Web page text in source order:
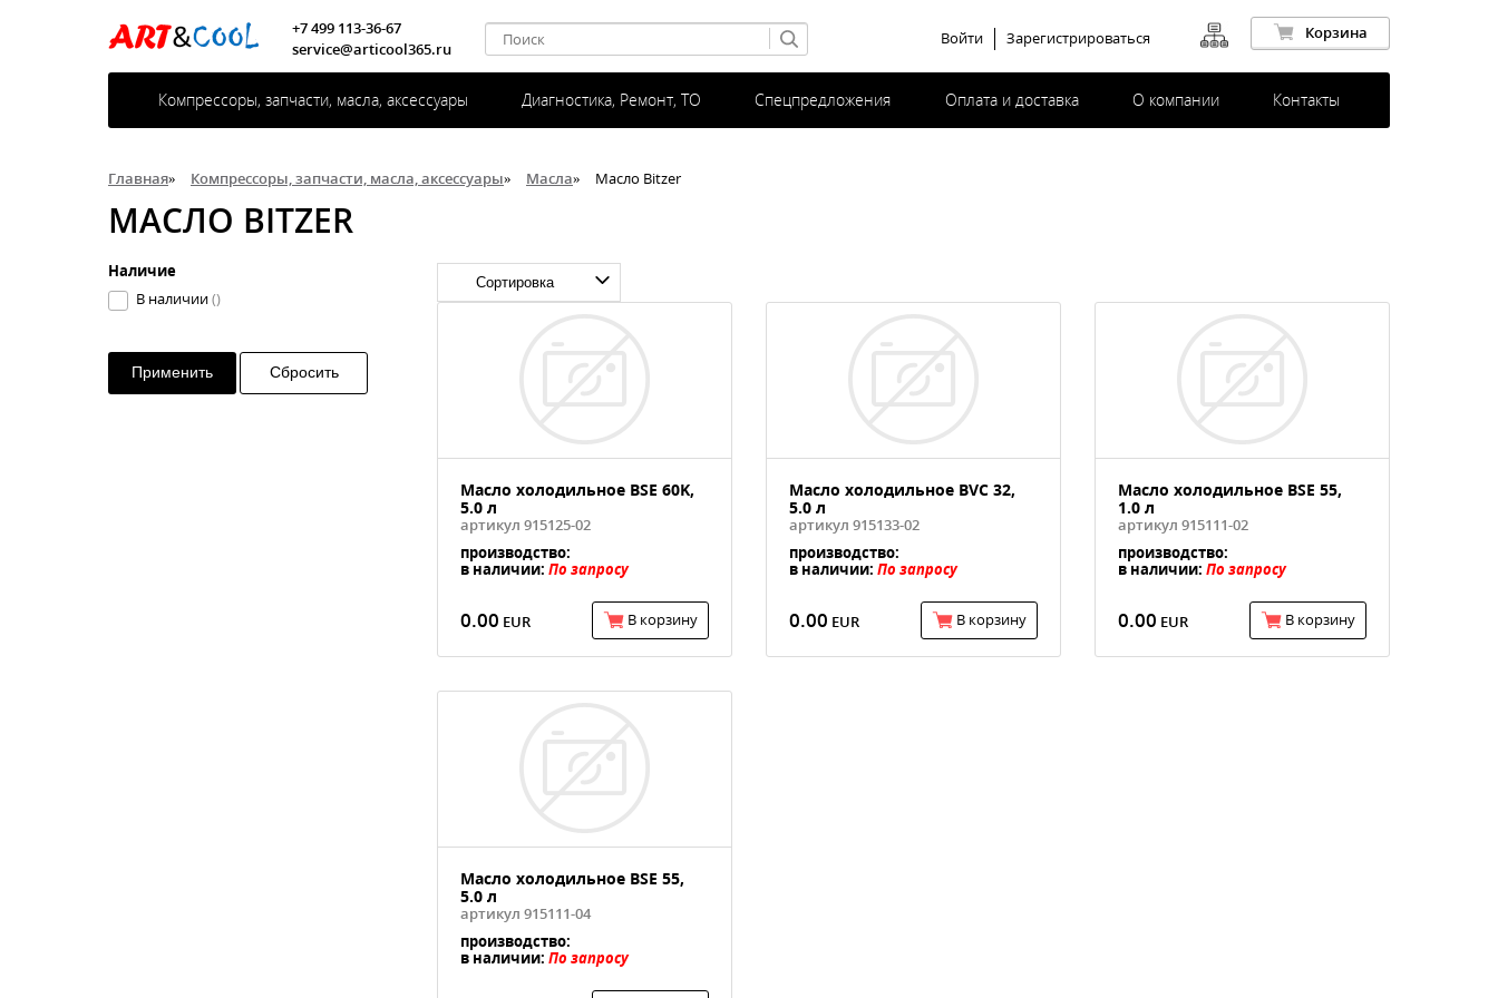
Компрессоры, запчасти, масла, аксессуары Диагностика, Ремонт, ТО Спецпредложения Оплата и доставка О компании Контакты
Корзина
Войти Зарегистрироваться
+7 499 113-36-67
service@articool365.ru
Главная» Компрессоры, запчасти, масла, аксессуары» Масла» Масло Bitzer
МАСЛО BITZER
Наличие
В наличии()
Применить Сбросить
Масло холодильное BSE 60K,
5.0 л
артикул 915125-02
производство:
в наличии: По запросу
0.00 В корзину
Масло холодильное BVC 32,
5.0 л
артикул 915133-02
производство:
в наличии: По запросу
0.00 В корзину
Масло холодильное BSE 55,
1.0 л
артикул 915111-02
производство:
в наличии: По запросу
0.00 В корзину
Масло холодильное BSE 55,
5.0 л
артикул 915111-04
производство:
в наличии: По запросу